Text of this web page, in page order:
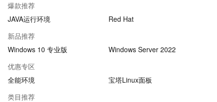
爆款推荐
JAVA运行环境
Red Hat
新品推荐
Windows 10 专业版
Windows Server 2022
优惠专区
全能环境
宝塔Linux面板
类目推荐